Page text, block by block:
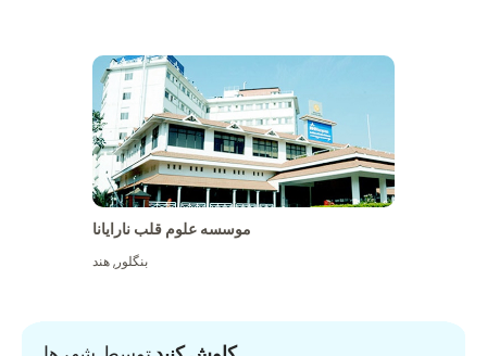
موسسه علوم قلب نارایانا
بنگلور,هند